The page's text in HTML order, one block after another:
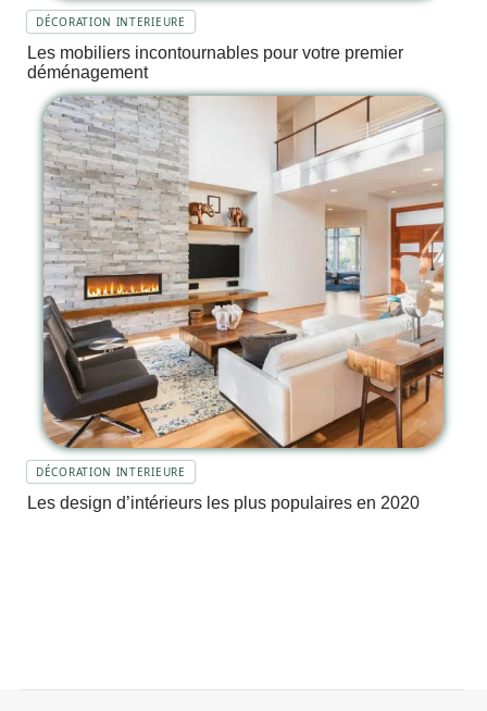
DÉCORATION INTERIEURE
Les mobiliers incontournables pour votre premier
déménagement
DÉCORATION INTERIEURE
Les design d’intérieurs les plus populaires en 2020